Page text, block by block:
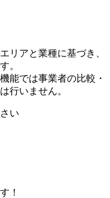
リアと業種に基づき、
。
能では事業者の比較・
行いません。
い
！